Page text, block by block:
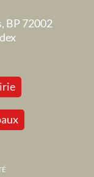
BP 72002